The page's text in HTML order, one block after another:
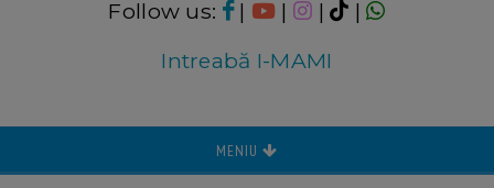
Follow us: | | |
|
Intreabă I-MAMI
MENIU